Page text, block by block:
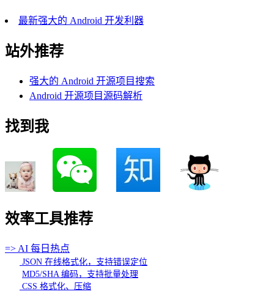
最新强大的 Android 开发利器
站外推荐
强大的 Android 开源项目搜索
Android 开源项目源码解析
找到我
效率工具推荐
=> AI 每日热点
JSON 在线格式化，支持错误定位
MD5/SHA 编码，支持批量处理
CSS 格式化、压缩